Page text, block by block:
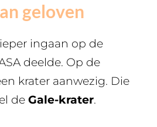
geloven
ingaan op de
deelde. Op de
krater aanwezig. Die
de Gale-krater.